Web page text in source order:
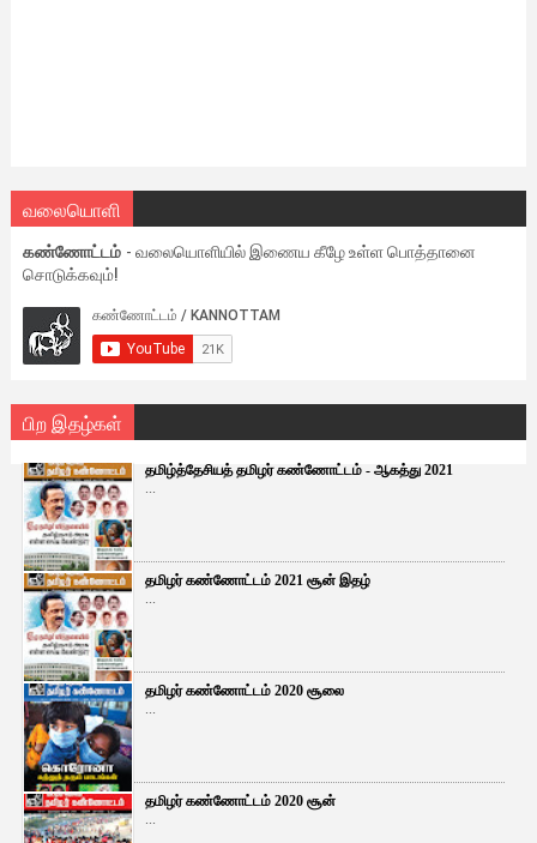
வலையொளி
கண்ணோட்டம் - வலையொளியில் இணைய கீழே உள்ள பொத்தானை
சொடுக்கவும்!
பிற இதழ்கள்
தமிழ்த்தேசியத் தமிழர் கண்ணோட்டம் - ஆகத்து 2021
...
தமிழர் கண்ணோட்டம் 2021 சூன் இதழ்
...
தமிழர் கண்ணோட்டம் 2020 சூலை
...
தமிழர் கண்ணோட்டம் 2020 சூன்
...